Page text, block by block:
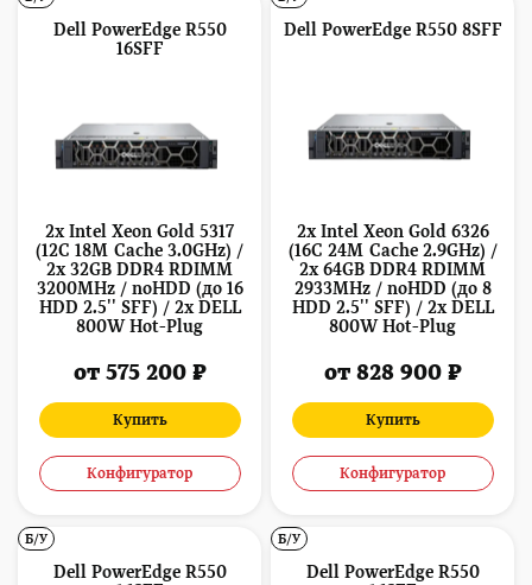
Dell PowerEdge R550
16SFF
2x Intel Xeon Gold 5317
(12C 18M Cache 3.0GHz) /
2x 32GB DDR4 RDIMM
3200MHz / noHDD (до 16
HDD 2.5'' SFF) / 2x DELL
800W Hot-Plug
от 575 200 ₽
Купить
Конфигуратор
Dell PowerEdge R550 8SFF
2x Intel Xeon Gold 6326
(16C 24M Cache 2.9GHz) /
2x 64GB DDR4 RDIMM
2933MHz / noHDD (до 8
HDD 2.5'' SFF) / 2x DELL
800W Hot-Plug
от 828 900 ₽
Купить
Конфигуратор
Dell PowerEdge R550
Б/У
Dell PowerEdge R550
Б/У